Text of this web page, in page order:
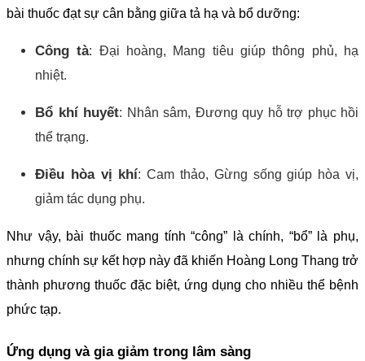
bài thuốc đạt sự cân bằng giữa tả hạ và bổ dưỡng:
Công tà: Đại hoàng, Mang tiêu giúp thông phủ, hạ
nhiệt.
Bổ khí huyết: Nhân sâm, Đương quy hỗ trợ phục hồi
thể trạng.
Điều hòa vị khí: Cam thảo, Gừng sống giúp hòa vị,
giảm tác dụng phụ.
Như vậy, bài thuốc mang tính “công” là chính, “bổ” là phụ,
nhưng chính sự kết hợp này đã khiến Hoàng Long Thang trở
thành phương thuốc đặc biệt, ứng dụng cho nhiều thể bệnh
phức tạp.
Ứng dụng và gia giảm trong lâm sàng